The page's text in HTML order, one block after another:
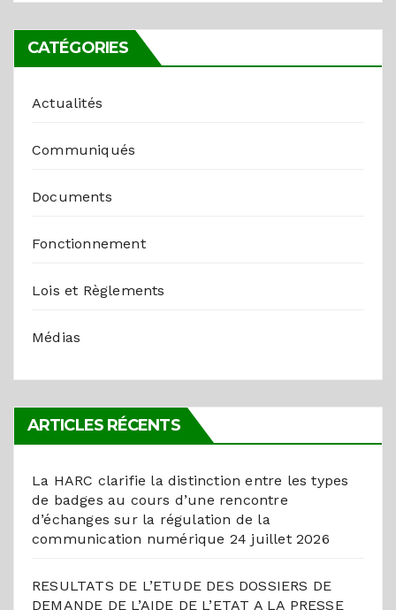
CATÉGORIES
Actualités
Communiqués
Documents
Fonctionnement
Lois et Règlements
Médias
ARTICLES RÉCENTS
La HARC clarifie la distinction entre les types
de badges au cours d’une rencontre
d’échanges sur la régulation de la
communication numérique 24 juillet 2026
RESULTATS DE L’ETUDE DES DOSSIERS DE
DEMANDE DE L’AIDE DE L’ETAT A LA PRESSE